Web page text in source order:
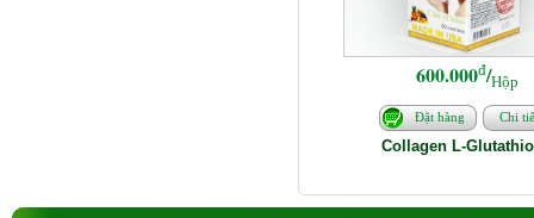
600.000đ/Hộp
Đặt hàng Chi
Collagen L-